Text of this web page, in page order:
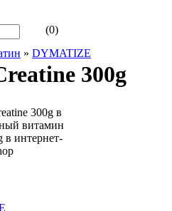
(0)
» DYMATIZE
300g